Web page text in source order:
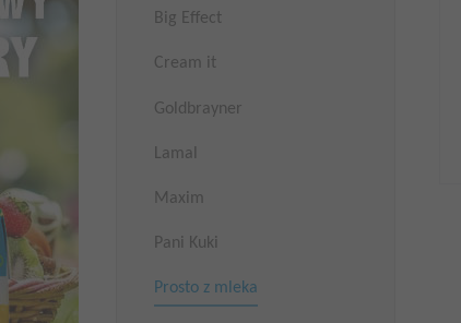
Big Effect
Cream it
Goldbrayner
Lamal
Maxim
Pani Kuki
Prosto z mleka